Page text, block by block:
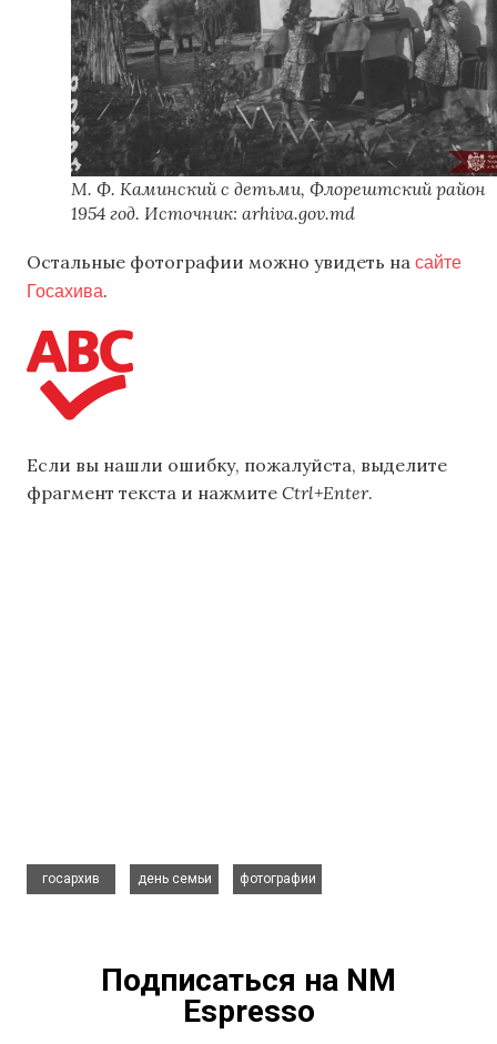
М. Ф. Каминский с детьми, Флорештский район
1954 год. Источник: arhiva.gov.md
Остальные фотографии можно увидеть на сайте
Госахива.
Если вы нашли ошибку, пожалуйста, выделите
фрагмент текста и нажмите Ctrl+Enter.
госархив
день семьи
фотографии
Подписаться на NM
Espresso